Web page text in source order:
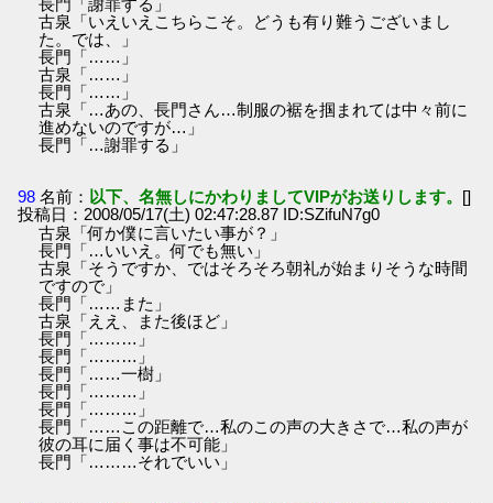
古泉「いえいえこちらこそ。どうも有り難うございまし
た。では、」
長門「……」
古泉「……」
長門「……」
古泉「…あの、長門さん…制服の裾を掴まれては中々前に
進めないのですが…」
長門「…謝罪する」
98 名前： 以下、名無しにかわりましてVIPがお送りします。 []
投稿日：2008/05/17(土) 02:47:28.87 ID:SZifuN7g0
古泉「何か僕に言いたい事が？」
長門「…いいえ。何でも無い」
古泉「そうですか、ではそろそろ朝礼が始まりそうな時間
ですので」
長門「……また」
古泉「ええ、また後ほど」
長門「………」
長門「………」
長門「……一樹」
長門「………」
長門「………」
長門「……この距離で…私のこの声の大きさで…私の声が
彼の耳に届く事は不可能」
長門「………それでいい」